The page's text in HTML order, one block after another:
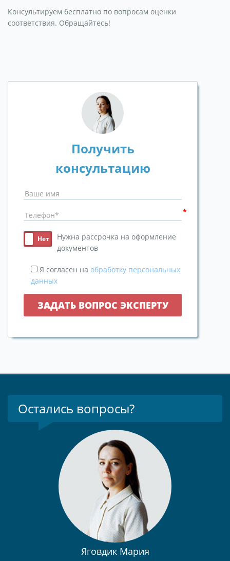
Консультируем бесплатно по вопросам оценки
соответствия. Обращайтесь!
Получить
консультацию
Нужна рассрочка на оформление
документов
Я согласен на обработку персональных
данных
Остались вопросы?
Яговдик Мария